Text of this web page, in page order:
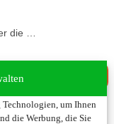
Technologien, um Ihnen
die Werbung, die Sie
die …
Kreditkarte